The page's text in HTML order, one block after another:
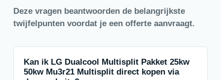
Deze vragen beantwoorden de belangrijkste
twijfelpunten voordat je een offerte aanvraagt.
Kan ik LG Dualcool Multisplit Pakket 25kw
50kw Mu3r21 Multisplit direct kopen via